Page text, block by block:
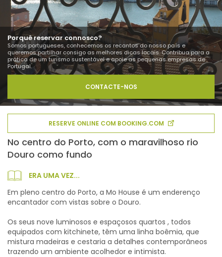
Porquê reservar connosco?
Somos portugueses, conhecemos os recantos do nosso país e
queremos partilhar consigo as melhores dicas locais. Contribua para a
prática de um turismo sustentável e apoie as pequenas empresas de
Portugal.
CONTACTE-NOS
RESERVE ONLINE COM BOOKING.COM
No centro do Porto, com o maravilhoso rio
Douro como fundo
ERA UMA VEZ...
Em pleno centro do Porto, a Mo House é um enderenço
encantador com vistas sobre o Douro.
Os seus nove luminosos e espaçosos quartos , todos
equipados com kitchinete, têm uma linha boêmia, que
mistura madeiras e cestaria a detalhes contemporâneos
trazendo um ambiente acolhedor e intimista.